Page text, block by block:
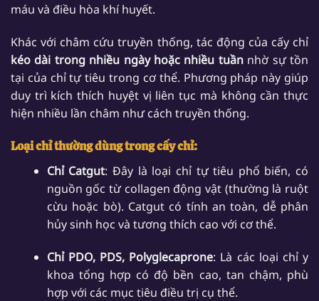
máu và điều hòa khí huyết.
Khác với châm cứu truyền thống, tác động của cấy chỉ
kéo dài trong nhiều ngày hoặc nhiều tuầnnhờ sự tồn
tại của chỉ tự tiêu trong cơ thể. Phương pháp này giúp
duy trì kích thích huyệt vị liên tục mà không cần thực
hiện nhiều lần châm như cách truyền thống.
Loại chỉ thường dùng trong cấy chỉ:
Chỉ Catgut: Đây là loại chỉ tự tiêu phổ biến, có
nguồn gốc từ collagen động vật (thường là ruột
cừu hoặc bò). Catgut có tính an toàn, dễ phân
hủy sinh học và tương thích cao với cơ thể.
Chỉ PDO, PDS, Polyglecaprone: Là các loại chỉ y
khoa tổng hợp có độ bền cao, tan chậm, phù
hợp với các mục tiêu điều trị cụ thể.